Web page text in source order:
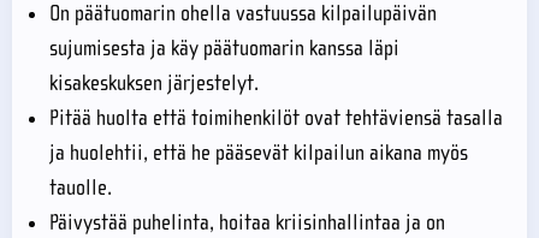
On päätuomarin ohella vastuussa kilpailupäivän
sujumisesta ja käy päätuomarin kanssa läpi
kisakeskuksen järjestelyt.
Pitää huolta että toimihenkilöt ovat tehtäviensä tasalla
ja huolehtii, että he pääsevät kilpailun aikana myös
tauolle.
Päivystää puhelinta, hoitaa kriisinhallintaa ja on